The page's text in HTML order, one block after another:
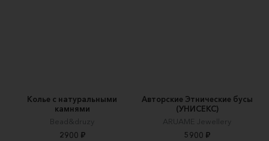
Колье с натуральными
камнями
Bead&druzy
2900 ₽
Авторские Этнические бусы
(УНИСЕКС)
ARUAME Jewellery
5900 ₽